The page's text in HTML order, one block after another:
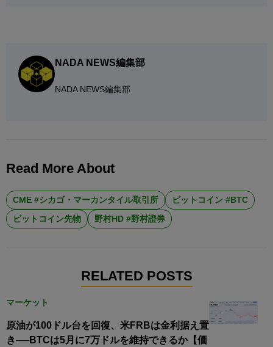
NADA NEWS編集部
NADA NEWS編集部
Read More About
CME #シカゴ・マーカンタイル取引所
ビットコイン #BTC
ビットコイン先物
野村HD #野村證券
RELATED POSTS
マーケット
原油が100ドル台を回復、米FRBは金利据え置
き──BTCは5月に7万ドルを維持できるか【価